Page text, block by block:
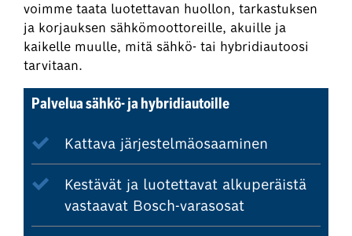
voimme taata luotettavan huollon, tarkastuksen
ja korjauksen sähkömoottoreille, akuille ja
kaikelle muulle, mitä sähkö- tai hybridiautoosi
tarvitaan.
Palvelua sähkö- ja hybridiautoille
Kattava järjestelmäosaaminen
Kestävät ja luotettavat alkuperäistä
vastaavat Bosch-varasosat